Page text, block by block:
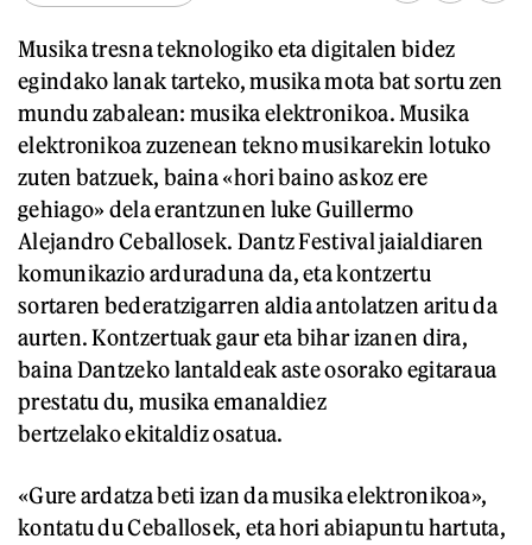
Musika tresna teknologiko eta digitalen bidez
egindako lanak tarteko, musika mota bat sortu zen
mundu zabalean: musika elektronikoa. Musika
elektronikoa zuzenean tekno musikarekin lotuko
zuten batzuek, baina «hori baino askoz ere
gehiago» dela erantzunen luke Guillermo
Alejandro Ceballosek. Dantz Festival jaialdiaren
komunikazio arduraduna da, eta kontzertu
sortaren bederatzigarren aldia antolatzen aritu da
aurten. Kontzertuak gaur eta bihar izanen dira,
baina Dantzeko lantaldeak aste osorako egitaraua
prestatu du, musika emanaldiez
bertzelako ekitaldiz osatua.
«Gure ardatza beti izan da musika elektronikoa»,
kontatu du Ceballosek, eta hori abiapuntu hartuta,